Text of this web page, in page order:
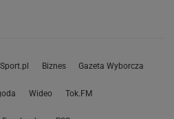
Sport.pl Biznes Gazeta Wyborcza
Wideo Tok.FM